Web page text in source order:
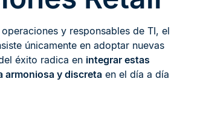
y responsables de TI, el
únicamente en adoptar nuevas
éxito radica en integrar estas
armoniosa y discretaen el día a día